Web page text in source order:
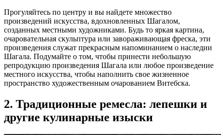
Прогуляйтесь по центру и вы найдете множество
произведений искусства, вдохновленных Шагалом,
созданных местными художниками. Будь то яркая картина,
очаровательная скульптура или завораживающая фреска, эти
произведения служат прекрасным напоминанием о наследии
Шагала. Подумайте о том, чтобы принести небольшую
репродукцию произведения Шагала или любое произведение
местного искусства, чтобы наполнить свое жизненное
пространство художественным очарованием Витебска.
2. Традиционные ремесла: лепешки и
другие кулинарные изыски